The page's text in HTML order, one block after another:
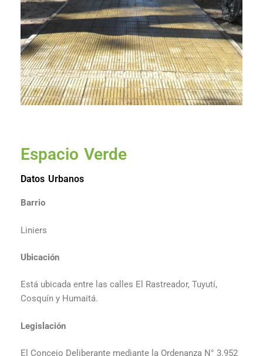
Espacio Verde
Datos Urbanos
Barrio
Liniers
Ubicación
Está ubicada entre las calles El Rastreador, Tuyutí,
Cosquín y Humaitá.
Legislación
El Concejo Deliberante mediante la Ordenanza N° 3.952